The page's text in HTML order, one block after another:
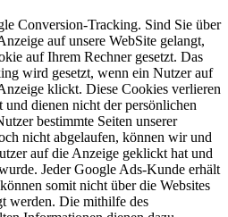
Conversion-Tracking. Sind Sie über
auf unsere WebSite gelangt,
auf Ihrem Rechner gesetzt. Das
wird gesetzt, wenn ein Nutzer auf
klickt. Diese Cookies verlieren
dienen nicht der persönlichen
bestimmte Seiten unserer
nicht abgelaufen, können wir und
auf die Anzeige geklickt hat und
Jeder Google Ads-Kunde erhält
somit nicht über die Websites
werden. Die mithilfe des